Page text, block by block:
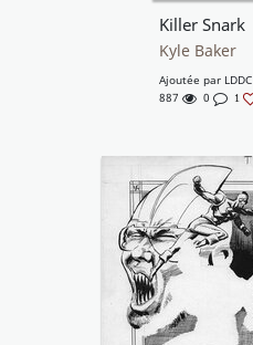
Killer Snark
Kyle Baker
Ajoutée par LDDC
887
0 1